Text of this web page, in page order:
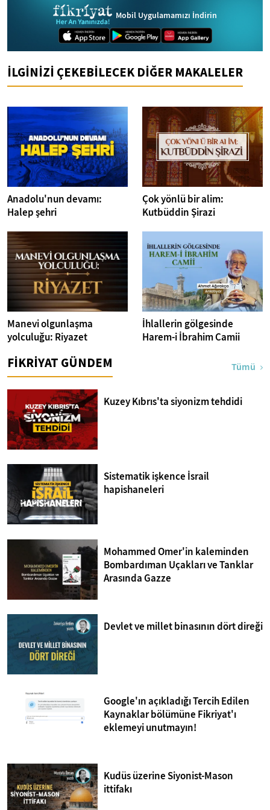
Mobil Uygulamamızı İndirin
İLGİNİZİ ÇEKEBİLECEK DİĞER MAKALELER
Anadolu'nun devamı:
Halep şehri
Çok yönlü bir alim:
Kutbüddin Şirazi
Manevi olgunlaşma
yolculuğu: Riyazet
İhlallerin gölgesinde
Harem-i İbrahim Camii
FİKRİYAT GÜNDEM Tümü
Kuzey Kıbrıs'ta siyonizm tehdidi
Sistematik işkence İsrail
hapishaneleri
Mohammed Omer'in kaleminden
Bombardıman Uçakları ve Tanklar
Arasında Gazze
Devlet ve millet binasının dört direği
Google'ın açıkladığı Tercih Edilen
Kaynaklar bölümüne Fikriyat'ı
eklemeyi unutmayın!
Kudüs üzerine Siyonist-Mason
ittifakı